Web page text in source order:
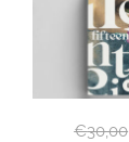
€30,00